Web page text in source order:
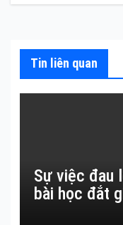
Tin liên quan
Sự việc đau
bài học đắt